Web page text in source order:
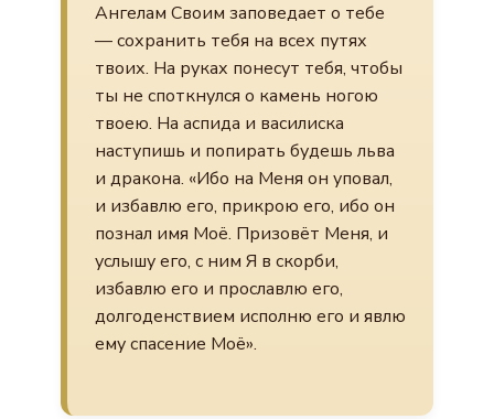
Ангелам Своим заповедает о тебе
— сохранить тебя на всех путях
твоих. На руках понесут тебя, чтобы
ты не споткнулся о камень ногою
твоею. На аспида и василиска
наступишь и попирать будешь льва
и дракона. «Ибо на Меня он уповал,
и избавлю его, прикрою его, ибо он
познал имя Моё. Призовёт Меня, и
услышу его, с ним Я в скорби,
избавлю его и прославлю его,
долгоденствием исполню его и явлю
ему спасение Моё».